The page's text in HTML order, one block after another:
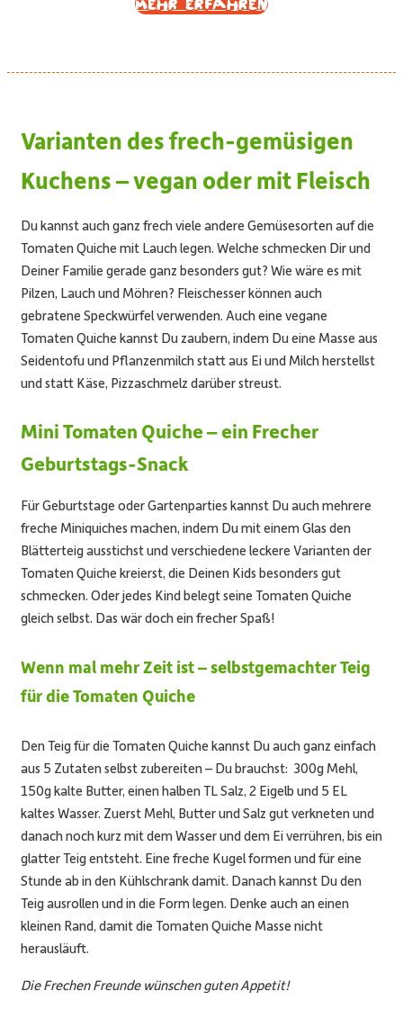
Varianten des frech-gemüsigen
Kuchens – vegan oder mit Fleisch
Du kannst auch ganz frech viele andere Gemüsesorten auf die
Tomaten Quiche mit Lauch legen. Welche schmecken Dir und
Deiner Familie gerade ganz besonders gut? Wie wäre es mit
Pilzen, Lauch und Möhren? Fleischesser können auch
gebratene Speckwürfel verwenden. Auch eine vegane
Tomaten Quiche kannst Du zaubern, indem Du eine Masse aus
Seidentofu und Pflanzenmilch statt aus Ei und Milch herstellst
und statt Käse, Pizzaschmelz darüber streust.
Mini Tomaten Quiche – ein Frecher
Geburtstags-Snack
Für Geburtstage oder Gartenparties kannst Du auch mehrere
freche Miniquiches machen, indem Du mit einem Glas den
Blätterteig ausstichst und verschiedene leckere Varianten der
Tomaten Quiche kreierst, die Deinen Kids besonders gut
schmecken. Oder jedes Kind belegt seine Tomaten Quiche
gleich selbst. Das wär doch ein frecher Spaß!
Wenn mal mehr Zeit ist – selbstgemachter Teig
für die Tomaten Quiche
Den Teig für die Tomaten Quiche kannst Du auch ganz einfach
aus 5 Zutaten selbst zubereiten – Du brauchst: 300g Mehl,
150g kalte Butter, einen halben TL Salz, 2 Eigelb und 5 EL
kaltes Wasser. Zuerst Mehl, Butter und Salz gut verkneten und
danach noch kurz mit dem Wasser und dem Ei verrühren, bis ein
glatter Teig entsteht. Eine freche Kugel formen und für eine
Stunde ab in den Kühlschrank damit. Danach kannst Du den
Teig ausrollen und in die Form legen. Denke auch an einen
kleinen Rand, damit die Tomaten Quiche Masse nicht
herausläuft.
Die Frechen Freunde wünschen guten Appetit!